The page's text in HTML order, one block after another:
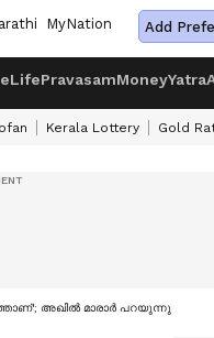
MyNation Add
LifePravasamMoneyYatra
Kerala Lottery Gold
അഖില്‍ മാരാര്‍ പറയുന്നു